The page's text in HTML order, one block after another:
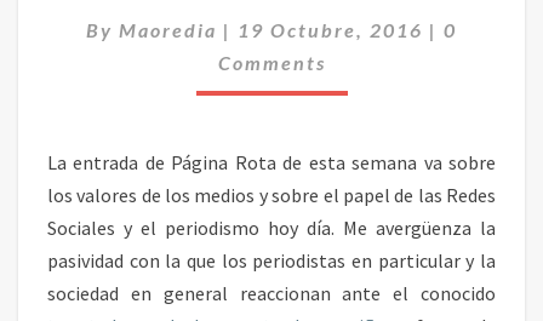
L
O
R
D
E
S
M
By Maoredia | 19 Octubre, 2016 | C
O
R
I
O
S
0
Comments
La entrada de Página Rota de esta semana va sobre
los valores de los medios y sobre el papel de las Redes
Sociales y el periodismo hoy día. Me avergüenza la
pasividad con la que los periodistas en particular y la
sociedad en general reaccionan ante el conocido